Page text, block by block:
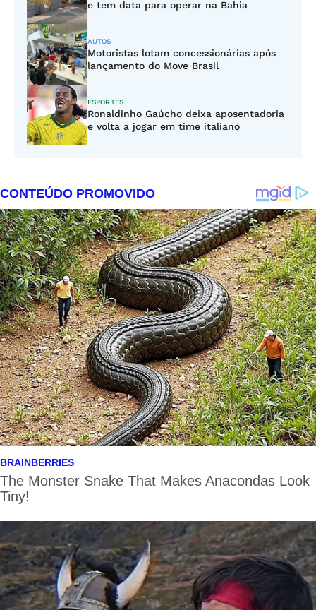
e tem data para operar na Bahia
AUTOS
Motoristas lotam concessionárias após
lançamento do Move Brasil
ESPORTES
Ronaldinho Gaúcho deixa aposentadoria
e volta a jogar em time italiano